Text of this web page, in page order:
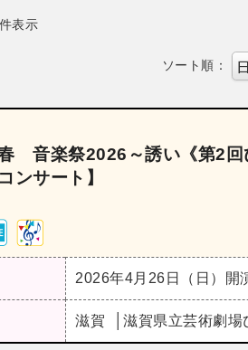
表示
ソート順：
音楽祭2026～誘い《第2回
ンサート】
2026年4月26日（日） 開
滋賀 滋賀県立芸術劇場